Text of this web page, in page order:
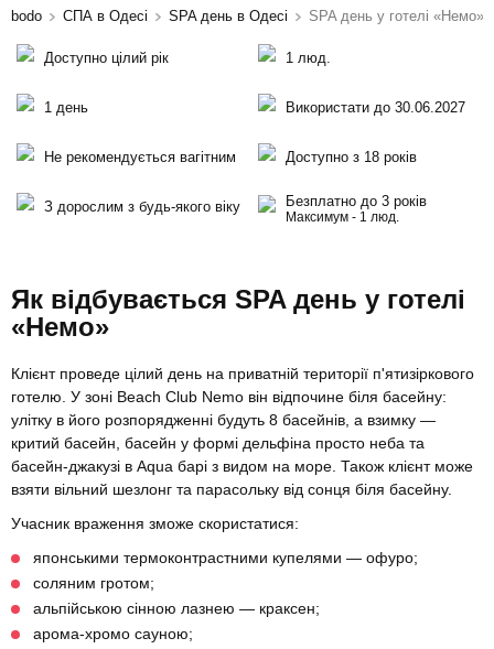
bodo СПА в Одесі SPA день в Одесі SPA день у готелі «Немо»
Доступно цілий рік 1 люд.
1 день Використати до 30.06.2027
Не рекомендується вагітним Доступно з 18 років
З дорослим з будь-якого віку Безплатно до 3 років
Максимум - 1 люд.
Як відбувається SPA день у готелі
«Немо»
Клієнт проведе цілий день на приватній території п'ятизіркового
готелю. У зоні Beach Club Nemo він відпочине біля басейну:
улітку в його розпорядженні будуть 8 басейнів, а взимку —
критий басейн, басейн у формі дельфіна просто неба та
басейн-джакузі в Aqua барі з видом на море. Також клієнт може
взяти вільний шезлонг та парасольку від сонця біля басейну.
Учасник враження зможе скористатися:
японськими термоконтрастними купелями — офуро;
соляним гротом;
альпійською сінною лазнею — краксен;
арома-хромо сауною;